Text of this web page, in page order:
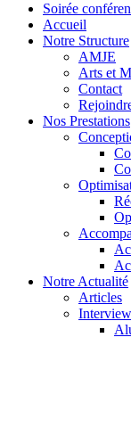
Soirée
Accueil
Notre Structure
AMJE
Arts et
Contact
Nos Prestations
Notre Actualité
Articles